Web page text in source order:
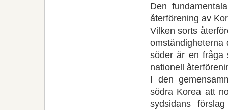
Den
återförening av
Vilken sorts
omständigheterna
söder är en fråga
nationell
I den
södra Korea att
sydsidans